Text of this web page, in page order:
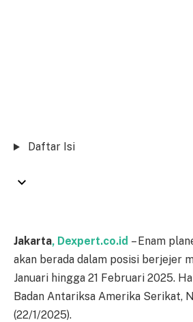
Daftar Isi
Jakarta, Dexpert.co.id – Enam
akan berada dalam posisi berjejer
Januari hingga 21 Februari 2025.
Badan Antariksa Amerika Serikat,
(22/1/2025).